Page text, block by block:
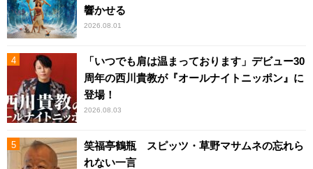
響かせる
2026.08.01
「いつでも肩は温まっております」デビュー30
周年の西川貴教が『オールナイトニッポン』に
登場！
2026.08.03
笑福亭鶴瓶 スピッツ・草野マサムネの忘れら
れない一言